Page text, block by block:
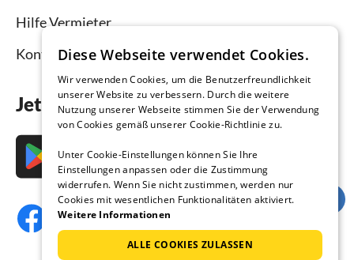
Hilfe Vermieter
Kontakt
Jetzt die App downloaden
Diese Webseite verwendet Cookies.
Wir verwenden Cookies, um die Benutzerfreundlichkeit
unserer Website zu verbessern. Durch die weitere
Nutzung unserer Webseite stimmen Sie der Verwendung
von Cookies gemäß unserer Cookie-Richtlinie zu.
Unter Cookie-Einstellungen können Sie Ihre
Einstellungen anpassen oder die Zustimmung
widerrufen. Wenn Sie nicht zustimmen, werden nur
Cookies mit wesentlichen Funktionalitäten aktiviert.
Weitere Informationen
ALLE COOKIES ZULASSEN